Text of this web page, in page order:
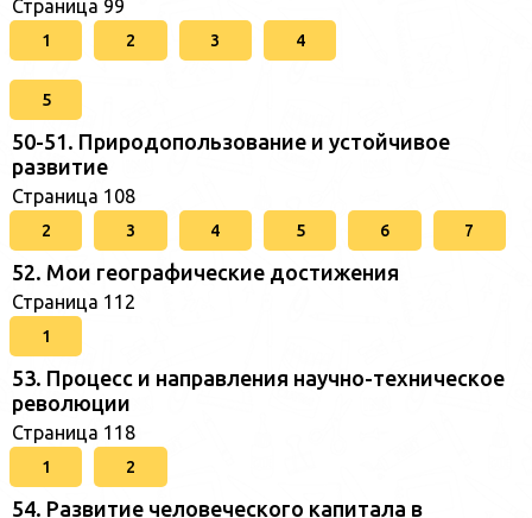
Страница 99
1 2 3 4
5
50-51. Природопользование и устойчивое
развитие
Страница 108
2 3 4 5 6 7
52. Мои географические достижения
Страница 112
1
53. Процесс и направления научно-техническое
революции
Страница 118
1 2
54. Развитие человеческого капитала в